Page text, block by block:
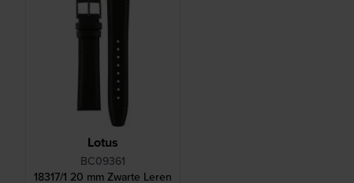
Lotus
BC09361
18317/1 20 mm Zwarte Leren